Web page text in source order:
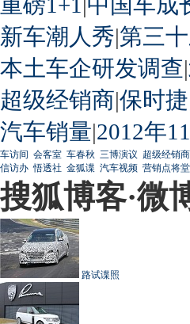
新车潮人秀|第三
本土车企研发调查|
超级经销商|保时
汽车销量|2012年
车访间 会客室 车春秋 三博演议 超级经销商
信访办 悟透社 金狐谍 汽车视频 营销点将堂
搜狐博客·微
路试谍照